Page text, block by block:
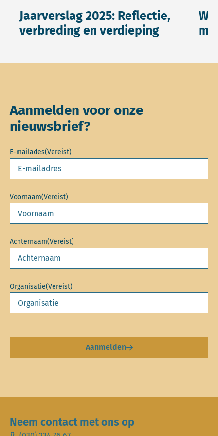
Jaarverslag 2025: Reflectie,
verbreding en verdieping
Aanmelden voor onze
nieuwsbrief?
E-mailades(Vereist)
Voornaam(Vereist)
Achternaam(Vereist)
Organisatie(Vereist)
Aanmelden
Neem contact met ons op